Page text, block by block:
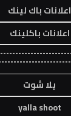
اعلانات باك لينك
اعلانات باكلينك
يلا شوت
yalla shoot